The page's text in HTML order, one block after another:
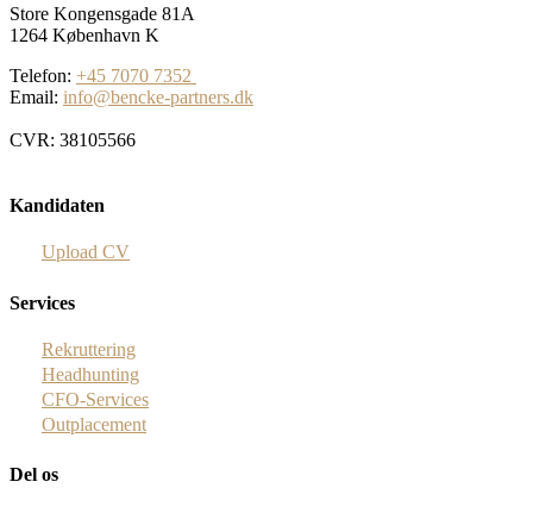
Store Kongensgade 81A
1264 København K
Telefon: +45 7070 7352
Email: info@bencke-partners.dk
CVR: 38105566
Kandidaten
Upload CV
Services
Rekruttering
Headhunting
CFO-Services
Outplacement
Del os